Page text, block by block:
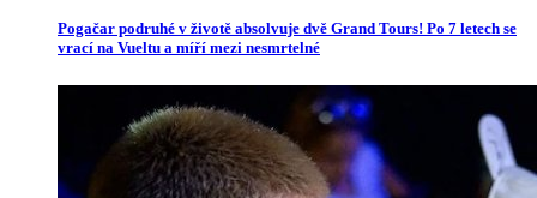
Pogačar podruhé v životě absolvuje dvě Grand Tours! Po 7 letech se
vrací na Vueltu a míří mezi nesmrtelné